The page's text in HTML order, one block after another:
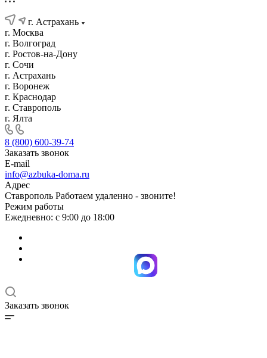
г. Астрахань
г. Москва
г. Волгоград
г. Ростов-на-Дону
г. Сочи
г. Астрахань
г. Воронеж
г. Краснодар
г. Ставрополь
г. Ялта
8 (800) 600-39-74
Заказать звонок
E-mail
info@azbuka-doma.ru
Адрес
Ставрополь Работаем удаленно - звоните!
Режим работы
Ежедневно: с 9:00 до 18:00
Заказать звонок